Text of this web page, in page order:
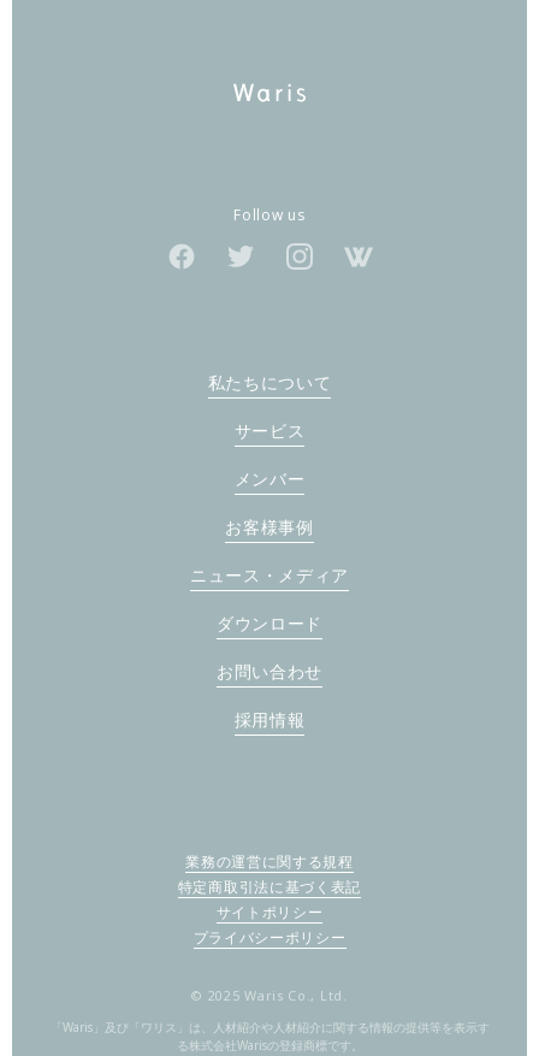
Follow us
私たちについて
サービス
メンバー
お客様事例
ニュース・メディア
ダウンロード
お問い合わせ
採用情報
業務の運営に関する規程
特定商取引法に基づく表記
サイトポリシー
プライバシーポリシー
© 2025 Waris Co., Ltd.
「Waris」及び「ワリス」は、人材紹介や人材紹介に関する情報の提供等を表示す
る株式会社Warisの登録商標です。